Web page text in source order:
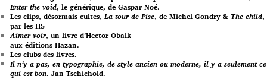
Enter the void, le générique, de Gaspar Noé.
Les clips, désormais cultes,La tour de Pise, de Michel Gondry & The child,
par les H5
Aimer voir, un livre d’Hector Obalk
aux éditions Hazan.
Les clubs des livres.
Il n’y a pas, en typographie, de style ancien ou moderne, il y a seulement ce
qui est bon. Jan Tschichold.